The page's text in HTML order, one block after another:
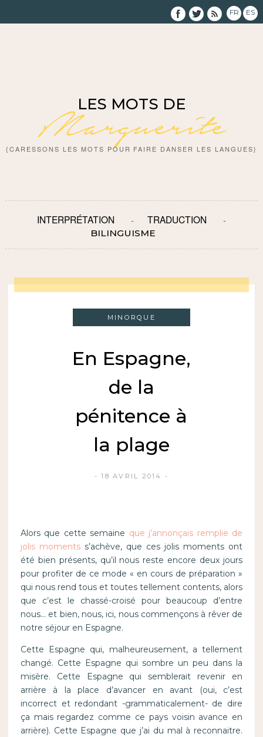
FR ES
LES MOTS DE
Marguerite
{CARESSONS LES MOTS POUR FAIRE DANSER LES LANGUES}
INTERPRÉTATION TRADUCTION
BILINGUISME
MINORQUE
En Espagne,
de la
pénitence à
la plage
18 AVRIL 2014
Alors que cette semaine que j’annonçais remplie de
jolis momentss’achève, que ces jolis moments ont
été bien présents, qu’il nous reste encore deux jours
pour profiter de ce mode « en cours de préparation »
qui nous rend tous et toutes tellement contents, alors
que c’est le chassé-croisé pour beaucoup d’entre
nous… et bien, nous, ici, nous commençons à rêver de
notre séjour en Espagne.
Cette Espagne qui, malheureusement, a tellement
changé. Cette Espagne qui sombre un peu dans la
misère. Cette Espagne qui semblerait revenir en
arrière à la place d’avancer en avant (oui, c’est
incorrect et redondant -grammaticalement- de dire
ça mais regardez comme ce pays voisin avance en
arrière). Cette Espagne que j’ai du mal à reconnaitre.